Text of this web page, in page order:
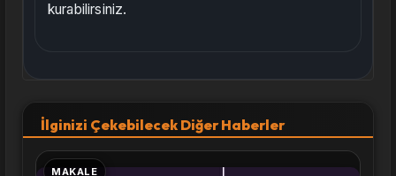
kurabilirsiniz.
İlginizi Çekebilecek Diğer Haberler
MAKALE